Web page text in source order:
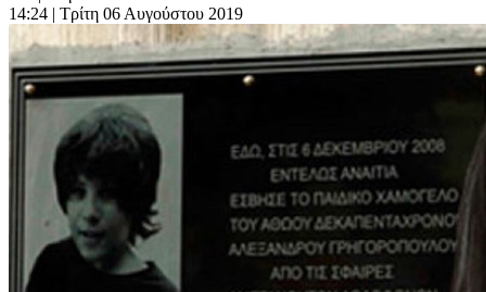
14:24 | Τρίτη 06 Αυγούστου 2019